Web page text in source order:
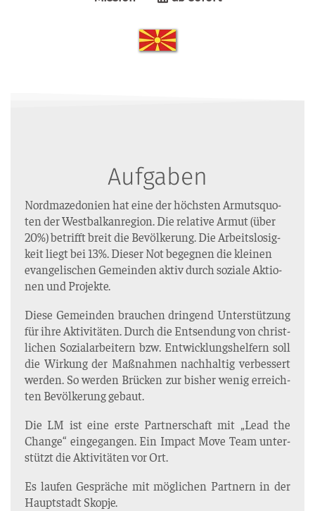
Aufgaben
Nord­ma­ze­do­ni­en hat eine der höchs­ten Armuts­quo­
ten der West­bal­kan­re­gi­on. Die rela­ti­ve Armut (über
20%) betrifft breit die Bevöl­ke­rung. Die Arbeits­lo­sig­
keit liegt bei 13%. Die­ser Not begeg­nen die klei­nen
evan­ge­li­schen Gemein­den aktiv durch sozia­le Aktio­
nen und Projekte.
Die­se Gemein­den brau­chen drin­gend Unter­stüt­zung
für ihre Akti­vi­tä­ten. Durch die Ent­sen­dung von christ­
li­chen Sozi­al­ar­bei­tern bzw. Ent­wick­lungs­hel­fern soll
die Wir­kung der Maß­nah­men nach­hal­tig ver­bes­sert
wer­den. So wer­den Brü­cken zur bis­her wenig erreich­
ten Bevöl­ke­rung gebaut.
Die LM ist eine ers­te Part­ner­schaft mit „Lead the
Chan­ge“ ein­ge­gan­gen. Ein Impact Move Team unter­
stützt die Akti­vi­tä­ten vor Ort.
Es lau­fen Gesprä­che mit mög­li­chen Part­nern in der
Haupt­stadt Skopje.